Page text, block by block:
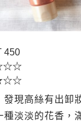
450
發現高絲有出卸
種淡淡的花香，